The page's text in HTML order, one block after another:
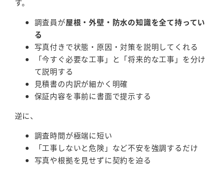
調査員が屋根・外壁・防水の知識を全て持ってい
る
写真付きで状態・原因・対策を説明してくれる
「今すぐ必要な工事」と「将来的な工事」を分け
て説明する
見積書の内訳が細かく明確
保証内容を事前に書面で提示する
逆に、
調査時間が極端に短い
「工事しないと危険」など不安を強調するだけ
写真や根拠を見せずに契約を迫る